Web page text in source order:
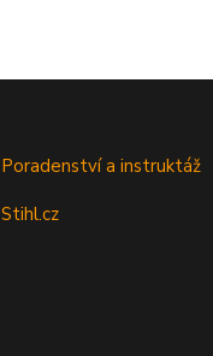
Poradenství a instruktáž
Stihl.cz